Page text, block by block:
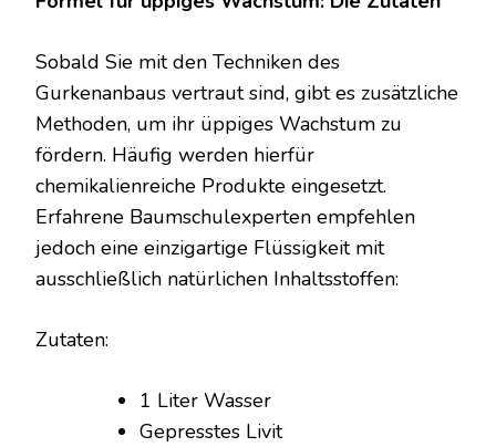
Sobald Sie mit den Techniken des
Gurkenanbaus vertraut sind, gibt es zusätzliche
Methoden, um ihr üppiges Wachstum zu
fördern. Häufig werden hierfür
chemikalienreiche Produkte eingesetzt.
Erfahrene Baumschulexperten empfehlen
jedoch eine einzigartige Flüssigkeit mit
ausschließlich natürlichen Inhaltsstoffen:
Zutaten:
1 Liter Wasser
Gepresstes Livit